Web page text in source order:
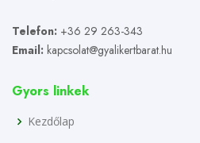
Telefon: +36 29 263-343
Email: kapcsolat@gyalikertbarat.hu
Gyors linkek
Kezdőlap